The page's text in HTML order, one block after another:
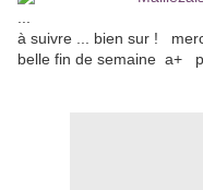
à suivre ... bien sur !
belle fin de semaine a+